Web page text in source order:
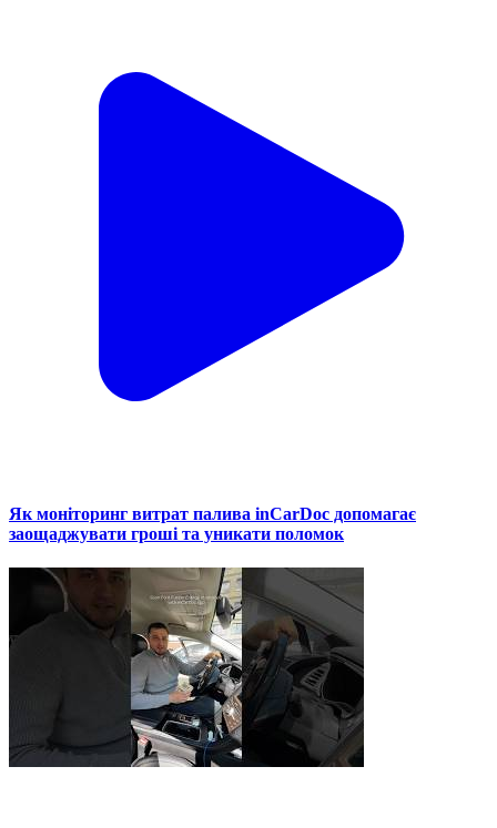
Як моніторинг витрат палива inCarDoc допомагає
заощаджувати гроші та уникати поломок